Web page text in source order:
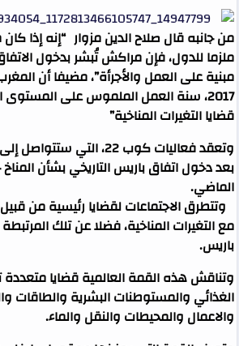
من جانبه قال صلاح الدين مزوار “إنه إذا كان
ملزما للدول، فإن مراكش تُبشر بدخول
مبنية على العمل والأجرأة”، مضيفا أن
2017، سنة العمل الملموس على
قضايا التغيرات المناخية”
بعد دخول اتفاق باريس التاريخي بشأن المناخ
الماضي.
وتتطرق الاجتماعات لقضايا رئيسية من
مع التغيرات المناخية، فضلا عن تلك
باريس.
وتناقش هذه القمة العالمية قضايا متعددة
الغذائي والمستوطنات البشرية والطاقات
والاعمال والمحيطات والنقل والماء.